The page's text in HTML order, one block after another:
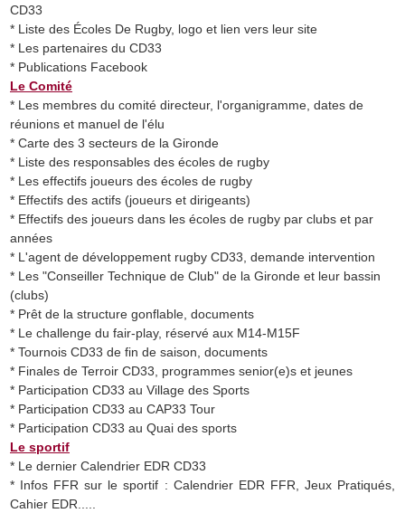
CD33
* Liste des Écoles De Rugby, logo et lien vers leur site
* Les partenaires du CD33
* Publications Facebook
Le Comité
* Les membres du comité directeur, l'organigramme, dates de
réunions et manuel de l'élu
* Carte des 3 secteurs de la Gironde
* Liste des responsables des écoles de rugby
* Les effectifs joueurs des écoles de rugby
* Effectifs des actifs (joueurs et dirigeants)
* Effectifs des joueurs dans les écoles de rugby par clubs et par
années
* L'agent de développement rugby CD33, demande intervention
* Les "Conseiller Technique de Club" de la Gironde et leur bassin
(clubs)
* Prêt de la structure gonflable, documents
* Le challenge du fair-play, réservé aux M14-M15F
* Tournois CD33 de fin de saison, documents
* Finales de Terroir CD33, programmes senior(e)s et jeunes
* Participation CD33 au Village des Sports
* Participation CD33 au CAP33 Tour
* Participation CD33 au Quai des sports
Le sportif
* Le dernier Calendrier EDR CD33
* Infos FFR sur le sportif : Calendrier EDR FFR, Jeux Pratiqués,
Cahier EDR.....